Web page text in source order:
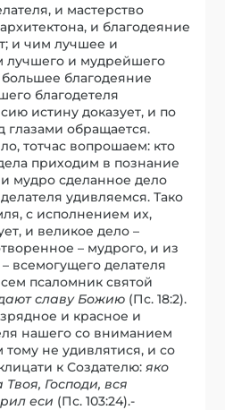
и мастерство
и благодеяние
и чим лучшее и
лучшего и мудрейшего
большее благодеяние
благодетеля
истину доказует, и по
глазами обращается.
тотчас вопрошаем: кто
приходим в познание
мудро сделанное дело
удивляемся. Тако
с исполнением их,
и великое дело –
– мудрого, и из
всемогущего делателя
псаломник святой
славу Божию (Пс. 18:2).
и красное и
нашего со вниманием
не удивлятися, и со
к Создателю:яко
Твоя, Господи, вся
еси (Пс. 103:24).-